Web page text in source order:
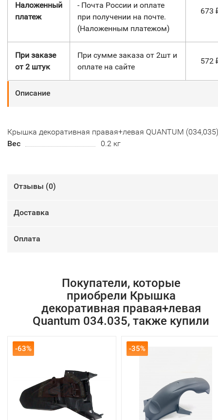
Наложенный
платеж
- Почта России и оплате
при получении на почте.
(Наложенным платежом)
673
При заказе
от 2 штук
При сумме заказа от 2шт и
оплате на сайте
572
Описание
Крышка декоративная правая+левая QUANTUM (034,035)
Вес
0.2 кг
Отзывы (0)
Доставка
Оплата
Покупатели, которые
приобрели Крышка
декоративная правая+левая
Quantum 034.035, также купили
-63% -35%